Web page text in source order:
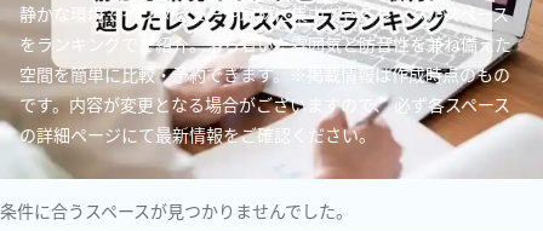
静かな環境でインタビューや取材に集中できるレンタルスペース
をランキングでご紹介。落ち着いた雰囲気と防音性を兼ね備えた
空間を簡単に比較・予約できます。※掲載情報は作成時点のもの
です。内容が変更となる場合がございますので、 必ず各スペース
の詳細ページにて最新情報をご確認ください。
条件に合うスペースが見つかりませんでした。